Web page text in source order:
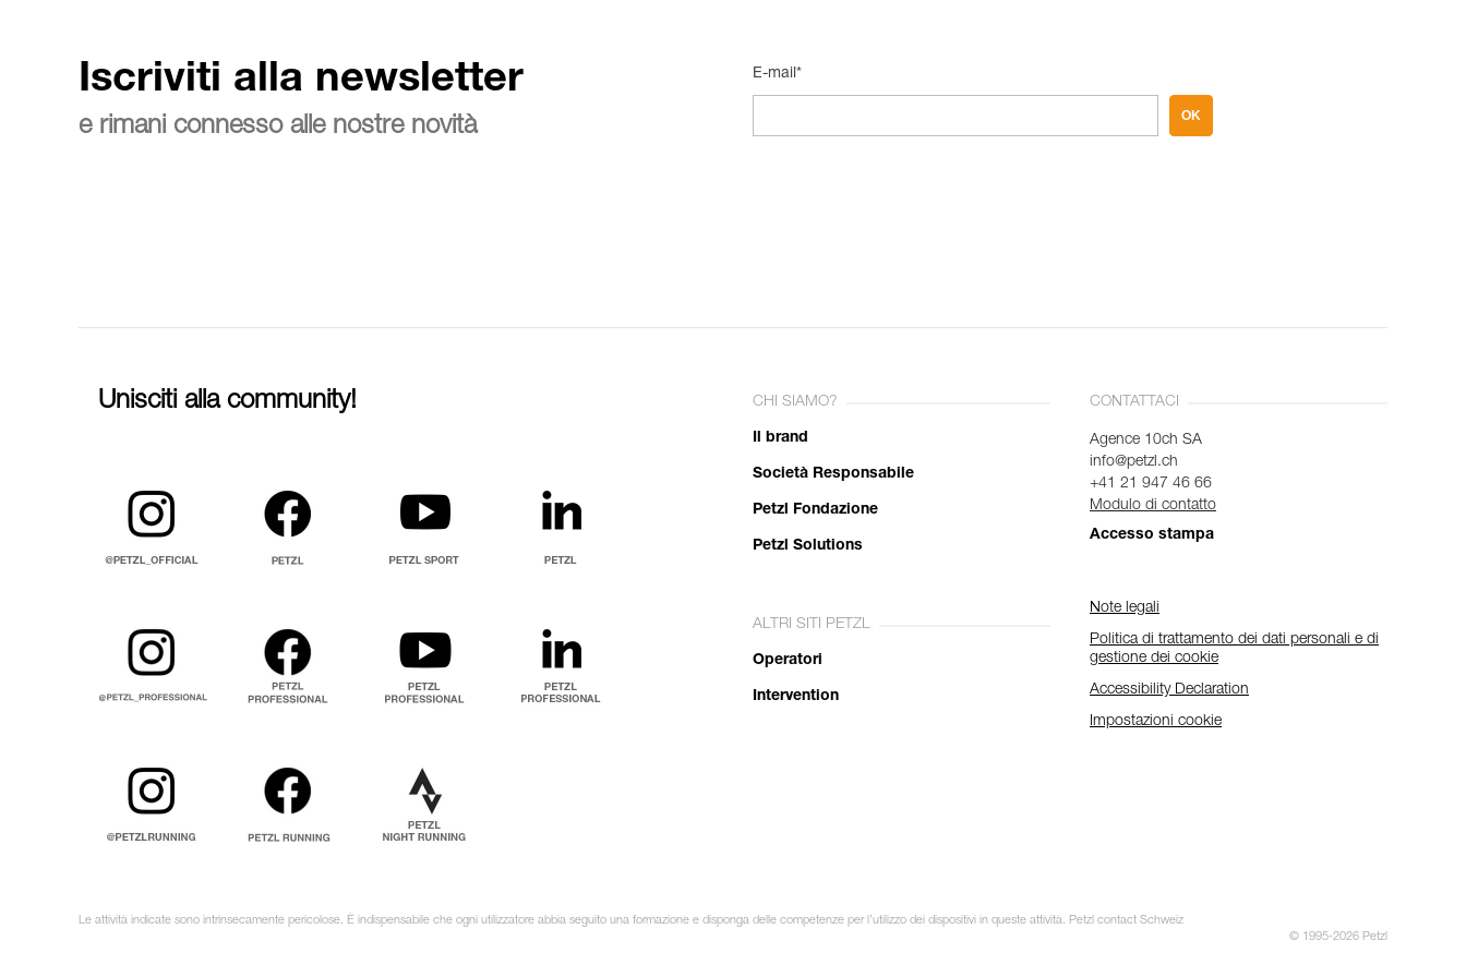
Iscriviti alla newsletter
e rimani connesso alle nostre novità
E-mail*
OK
Unisciti alla community! CHI SIAMO?
Il brand
Società Responsabile
Petzl Fondazione
Petzl Solutions
ALTRI SITI PETZL
Operatori
Intervention
CONTATTACI
Agence 10ch SA
info@petzl.ch
+41 21 947 46 66
Modulo di contatto
Accesso stampa
Note legali
Politica di trattamento dei dati personali e di
gestione dei cookie
Accessibility Declaration
Impostazioni cookie
Le attività indicate sono intrinsecamente pericolose. È indispensabile che ogni utilizzatore abbia seguito una formazione e disponga delle competenze per l’utilizzo dei dispositivi in queste attività. Petzl contact Schweiz
© 1995-2026 Petzl